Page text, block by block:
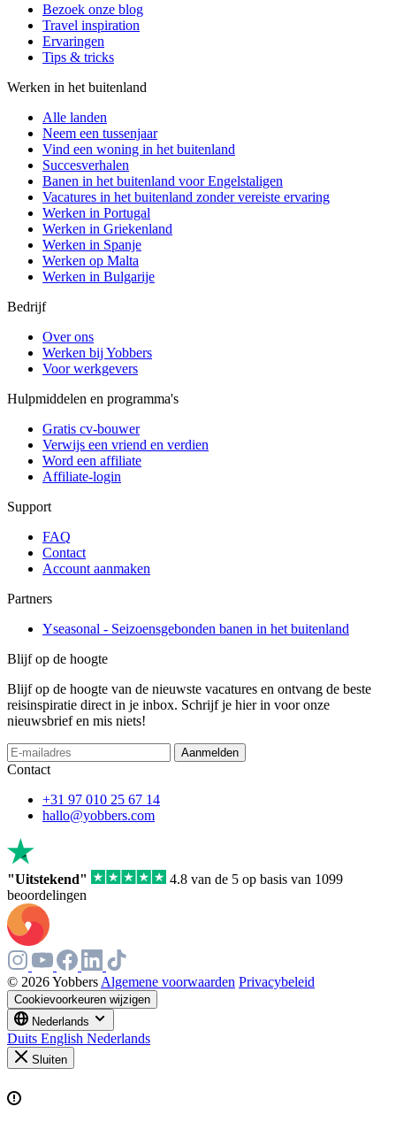
Bezoek onze blog
Travel inspiration
Ervaringen
Tips & tricks
Werken in het buitenland
Alle landen
Neem een ​​tussenjaar
Vind een woning in het buitenland
Succesverhalen
Banen in het buitenland voor Engelstaligen
Vacatures in het buitenland zonder vereiste ervaring
Werken in Portugal
Werken in Griekenland
Werken in Spanje
Werken op Malta
Werken in Bulgarije
Bedrijf
Over ons
Werken bij Yobbers
Voor werkgevers
Hulpmiddelen en programma's
Gratis cv-bouwer
Verwijs een vriend en verdien
Word een affiliate
Affiliate-login
Support
FAQ
Contact
Account aanmaken
Partners
Yseasonal - Seizoensgebonden banen in het buitenland
Blijf op de hoogte
Blijf op de hoogte van de nieuwste vacatures en ontvang de beste
reisinspiratie direct in je inbox. Schrijf je hier in voor onze
nieuwsbrief en mis niets!
Aanmelden
Contact
+31 97 010 25 67 14
hallo@yobbers.com
"Uitstekend"
4.8 van de 5 op basis van 1099
beoordelingen
© 2026 Yobbers Algemene voorwaarden Privacybeleid
Cookievoorkeuren wijzigen
Nederlands
Duits English Nederlands
Sluiten